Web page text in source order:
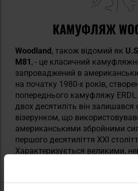
КАМУФЛЯЖ
Woodland, також відомий як
M81 , - це класичний
запроваджений в
на початку 1980-х років,
попереднього камуфляжу
двох десятиліть він
візерунком, що
американськими збройними
першого десятиліття XXI
Характеризується великими,
плямами відтінків зеленого,
бежевого та чорного кольорів,
хороші маскувальні та